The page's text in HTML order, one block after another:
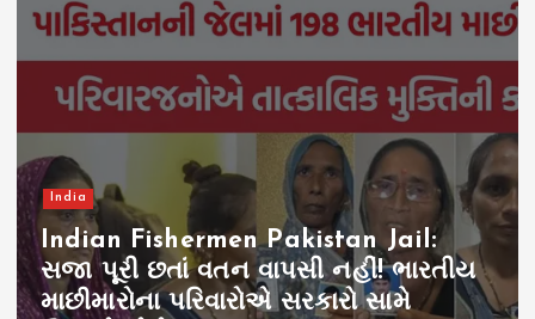
India
Indian Fishermen Pakistan Jail:
સજા પૂરી છતાં વતન વાપસી નહીં! ભારતીય
માછીમારોના પરિવારોએ સરકારો સામે